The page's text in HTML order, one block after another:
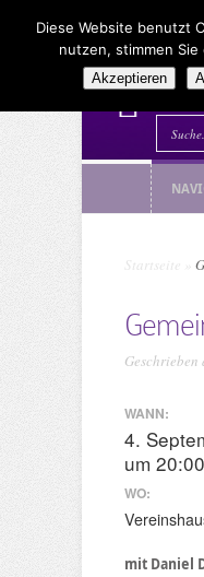
Startseite
WANN:
4.
um 20:00
WO:
mit Daniel
Diese Website benutzt
nutzen, stimmen
Akzeptieren